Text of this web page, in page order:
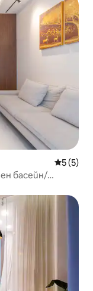
Средна
5 (5)
басейн/